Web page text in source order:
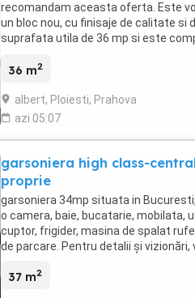
recomandam aceasta oferta. Este
un bloc nou, cu finisaje de calitate si
suprafata utila de 36 mp si este
36 m2
albert, Ploiesti, Prahova
azi 05:07
garsoniera high class-
proprie
garsoniera 34mp situata in
o camera, baie, bucatarie, mobilata,
cuptor, frigider, masina de spalat
de parcare. Pentru detalii și
37 m2